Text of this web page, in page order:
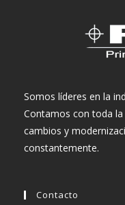
Somos líderes en la
Contamos con toda
cambios y
constantemente.
Contacto